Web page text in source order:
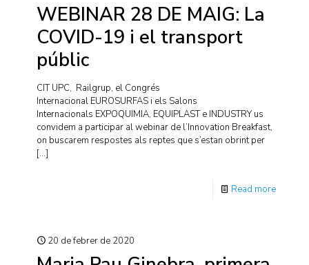
WEBINAR 28 DE MAIG: La
COVID-19 i el transport
públic
CIT UPC, Railgrup, el Congrés
Internacional EUROSURFAS i els Salons
Internacionals EXPOQUIMIA, EQUIPLAST e INDUSTRY us
convidem a participar al webinar de l’Innovation Breakfast,
on buscarem respostes als reptes que s’estan obrint per
[…]
Read more
20 de febrer de 2020